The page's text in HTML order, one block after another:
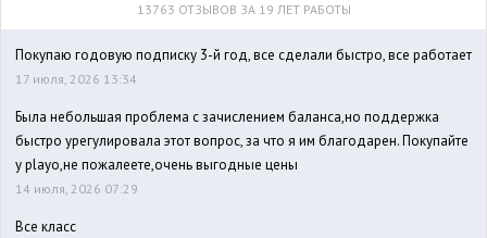
13763 ОТЗЫВОВ ЗА 19 ЛЕТ РАБОТЫ
Покупаю годовую подписку 3-й год, все сделали быстро, все работает
17 июля, 2026 13:34
Была небольшая проблема с зачислением баланса,но поддержка
быстро урегулировала этот вопрос, за что я им благодарен. Покупайте
у playo,не пожалеете,очень выгодные цены
14 июля, 2026 07:29
Все класс